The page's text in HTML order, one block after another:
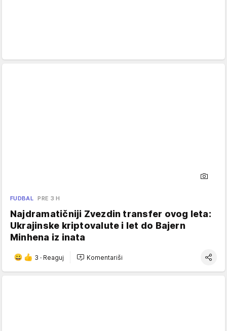
FUDBAL PRE 3 H
Najdramatičniji Zvezdin transfer ovog leta:
Ukrajinske kriptovalute i let do Bajern
Minhena iz inata
3 · Reaguj Komentariši